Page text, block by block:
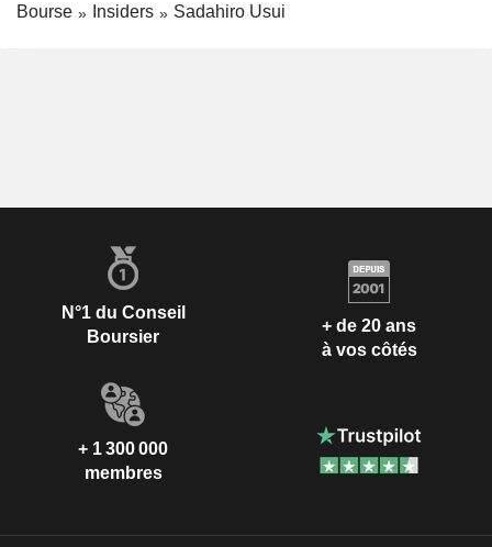
Bourse Insiders Sadahiro Usui
N°1 du Conseil
Boursier
+ de 20 ans
à vos côtés
+ 1 300 000
membres